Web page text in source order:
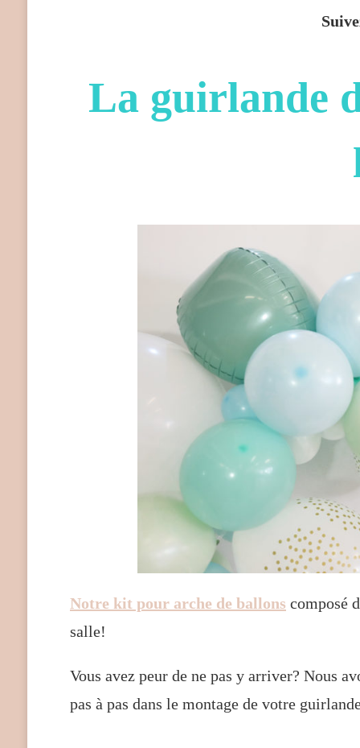
La guirlande
Notre kit pour arche de ballons composé
salle!
Vous avez peur de ne pas y arriver? Nous
pas à pas dans le montage de votre